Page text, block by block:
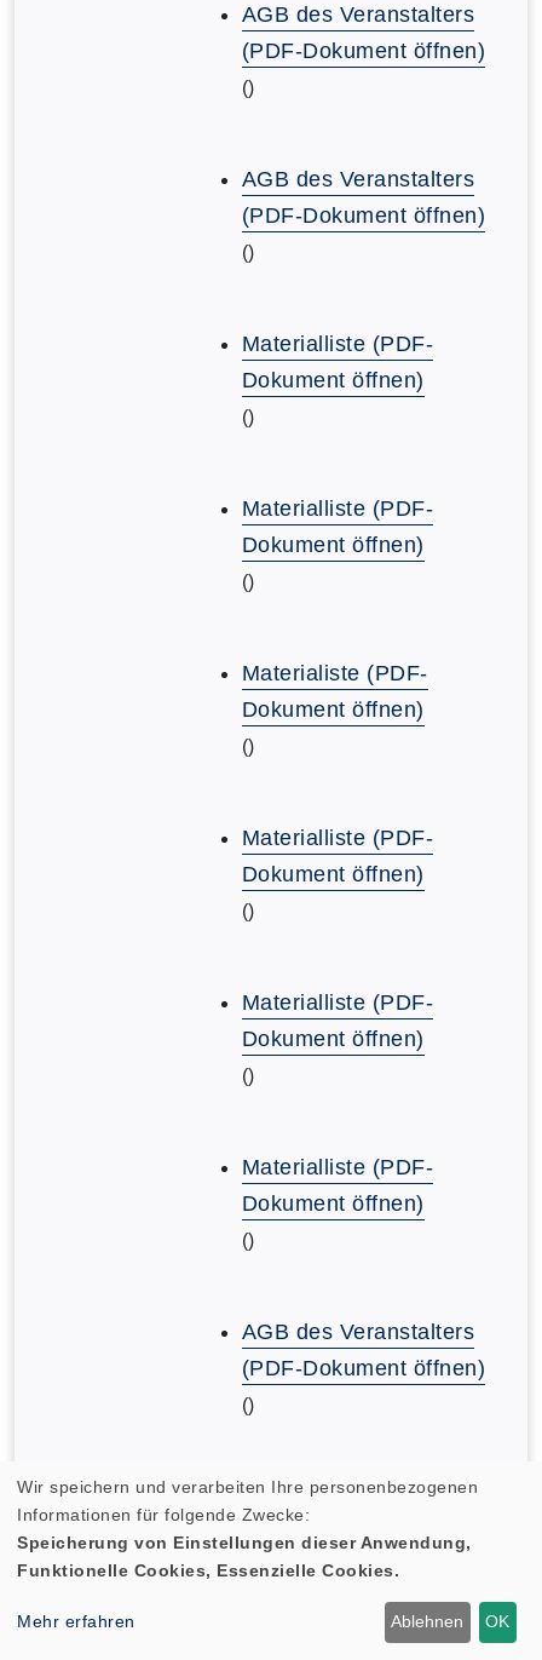
AGB des Veranstalters
(PDF-Dokument öffnen)
()
AGB des Veranstalters
(PDF-Dokument öffnen)
()
Materialliste (PDF-
Dokument öffnen)
()
Materialliste (PDF-
Dokument öffnen)
()
Materialiste (PDF-
Dokument öffnen)
()
Materialliste (PDF-
Dokument öffnen)
()
Materialliste (PDF-
Dokument öffnen)
()
Materialliste (PDF-
Dokument öffnen)
()
AGB des Veranstalters
(PDF-Dokument öffnen)
()
AGB des Veranstalters
(PDF-Dokument öffnen)
()
Wir speichern und verarbeiten Ihre personenbezogenen
Informationen für folgende Zwecke:
Speicherung von Einstellungen dieser Anwendung,
Funktionelle Cookies, Essenzielle Cookies.
Mehr erfahren Ablehnen OK